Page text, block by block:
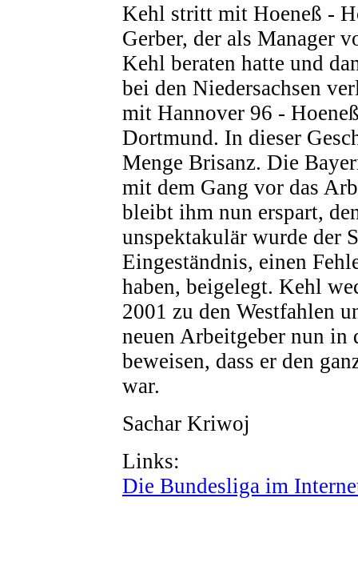
Kehl stritt mit Hoeneß -
Gerber, der als Manager
Kehl beraten hatte und
bei den Niedersachsen
mit Hannover 96 -
Dortmund. In dieser
Menge Brisanz. Die
mit dem Gang vor das
bleibt ihm nun erspart,
unspektakulär wurde der
Eingeständnis, einen
haben, beigelegt. Kehl
2001 zu den Westfahlen
neuen Arbeitgeber nun in
beweisen, dass er den
war.
Sachar Kriwoj
Links:
Die Bundesliga im